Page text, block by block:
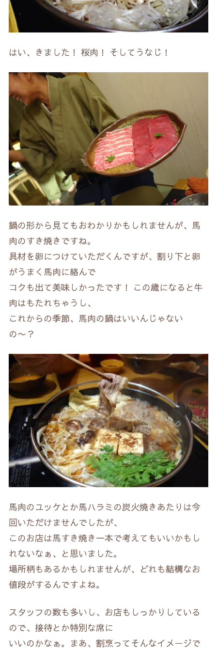
はい、きました！ 桜肉！ そしてうなじ！
鍋の形から見てもおわかりかもしれませんが、馬
肉のすき焼きですね。
具材を卵につけていただくんですが、割り下と卵
がうまく馬肉に絡んで
コクも出て美味しかったです！ この歳になると牛
肉はもたれちゃうし、
これからの季節、馬肉の鍋はいいんじゃない
の〜？
馬肉のユッケとか馬ハラミの炭火焼きあたりは今
回いただけませんでしたが、
このお店は馬すき焼き一本で考えてもいいかもし
れないなぁ、と思いました。
場所柄もあるかもしれませんが、どれも結構なお
値段がするんですよね。
スタッフの数も多いし、お店もしっかりしている
ので、接待とか特別な席に
いいのかなぁ。まあ、割烹ってそんなイメージで